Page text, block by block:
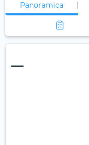
Panoramica
—